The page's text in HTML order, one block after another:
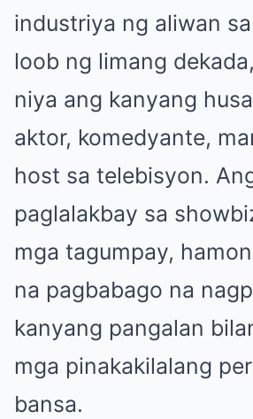
industriya ng aliwan
loob ng limang
niya ang kanyang
aktor, komedyante,
host sa telebisyon.
paglalakbay sa
mga tagumpay,
na pagbabago na
kanyang pangalan
mga pinakakilalang
bansa.